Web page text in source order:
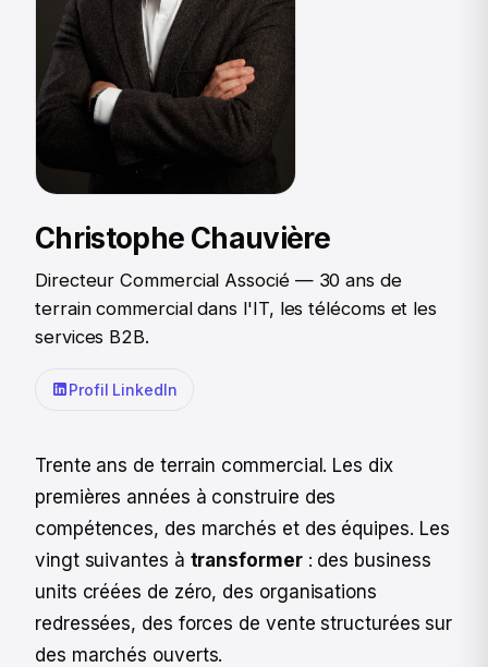
Christophe Chauvière
Directeur Commercial Associé — 30 ans de
terrain commercial dans l'IT, les télécoms et les
services B2B.
Profil LinkedIn
Trente ans de terrain commercial. Les dix
premières années à construire des
compétences, des marchés et des équipes. Les
vingt suivantes à transformer: des business
units créées de zéro, des organisations
redressées, des forces de vente structurées sur
des marchés ouverts.